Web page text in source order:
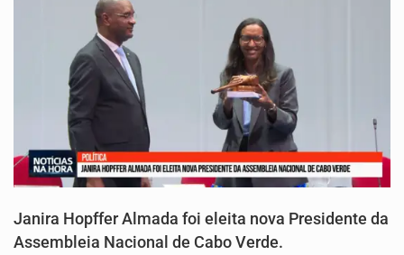
Janira Hopffer Almada foi eleita nova Presidente da
Assembleia Nacional de Cabo Verde.